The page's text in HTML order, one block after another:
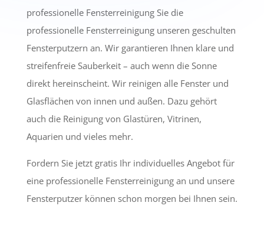
professionelle Fensterreinigung Sie die
professionelle Fensterreinigung unseren geschulten
Fensterputzern an. Wir garantieren Ihnen klare und
streifenfreie Sauberkeit – auch wenn die Sonne
direkt hereinscheint. Wir reinigen alle Fenster und
Glasflächen von innen und außen. Dazu gehört
auch die Reinigung von Glastüren, Vitrinen,
Aquarien und vieles mehr.
Fordern Sie jetzt gratis Ihr individuelles Angebot für
eine professionelle Fensterreinigung an und unsere
Fensterputzer können schon morgen bei Ihnen sein.